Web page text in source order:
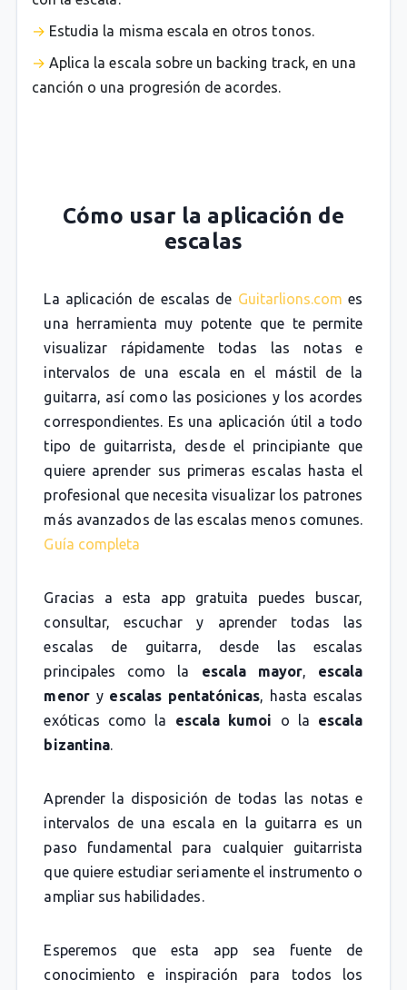
Estudia la misma escala en otros tonos.
Aplica la escala sobre un backing track, en una
canción o una progresión de acordes.
Cómo usar la aplicación de
escalas
La aplicación de escalas de Guitarlions.com es
una herramienta muy potente que te permite
visualizar rápidamente todas las notas e
intervalos de una escala en el mástil de la
guitarra, así como las posiciones y los acordes
correspondientes. Es una aplicación útil a todo
tipo de guitarrista, desde el principiante que
quiere aprender sus primeras escalas hasta el
profesional que necesita visualizar los patrones
más avanzados de las escalas menos comunes.
Guía completa
Gracias a esta app gratuita puedes buscar,
consultar, escuchar y aprender todas las
escalas de guitarra, desde las escalas
principales como la escala mayor, escala
menory escalas pentatónicas, hasta escalas
exóticas como la escala kumoi o la escala
bizantina.
Aprender la disposición de todas las notas e
intervalos de una escala en la guitarra es un
paso fundamental para cualquier guitarrista
que quiere estudiar seriamente el instrumento o
ampliar sus habilidades.
Esperemos que esta app sea fuente de
conocimiento e inspiración para todos los